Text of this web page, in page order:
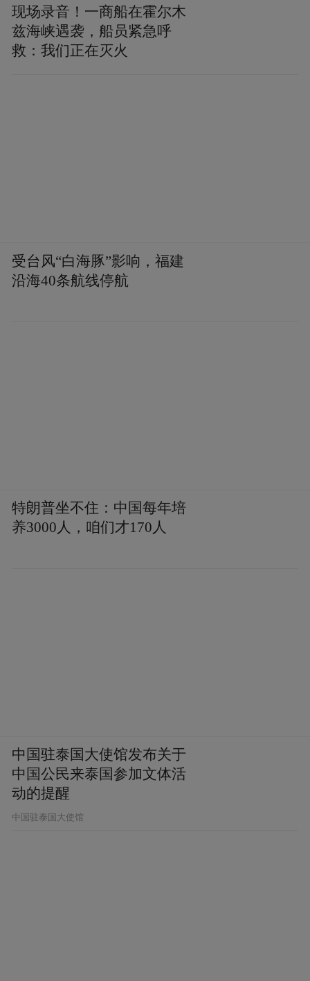
现场录音！一商船在霍尔木
兹海峡遇袭，船员紧急呼
救：我们正在灭火
受台风“白海豚”影响，福建
沿海40条航线停航
特朗普坐不住：中国每年培
养3000人，咱们才170人
中国驻泰国大使馆发布关于
中国公民来泰国参加文体活
动的提醒
中国驻泰国大使馆